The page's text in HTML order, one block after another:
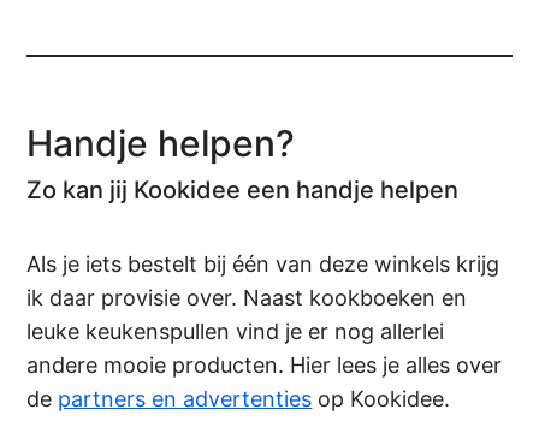
Handje helpen?
Zo kan jij Kookidee een handje helpen
Als je iets bestelt bij één van deze winkels krijg
ik daar provisie over. Naast kookboeken en
leuke keukenspullen vind je er nog allerlei
andere mooie producten. Hier lees je alles over
de partners en advertenties op Kookidee.